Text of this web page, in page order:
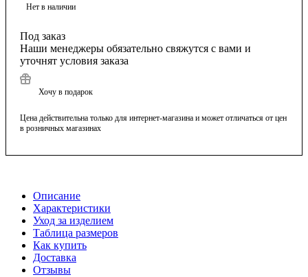
Нет в наличии
Под заказ
Наши менеджеры обязательно свяжутся с вами и
уточнят условия заказа
Хочу в подарок
Цена действительна только для интернет-магазина и может отличаться от цен
в розничных магазинах
Описание
Характеристики
Уход за изделием
Таблица размеров
Как купить
Доставка
Отзывы